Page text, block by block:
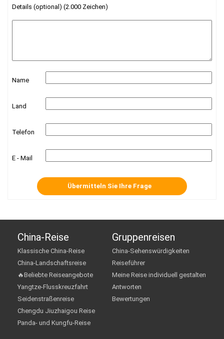
Details (optional) (2.000 Zeichen)
Name
Land
Telefon
E - Mail
China-Reise
Klassische China-Reise
China-Landschaftsreise
🔥Beliebte Reiseangebote
Yangtze-Flusskreuzfahrt
Seidenstraßenreise
Chengdu Jiuzhaigou Reise
Panda- und Kungfu-Reise
Gruppenreisen
China-Sehenswürdigkeiten
Reiseführer
Meine Reise individuell gestalten
Antworten
Bewertungen